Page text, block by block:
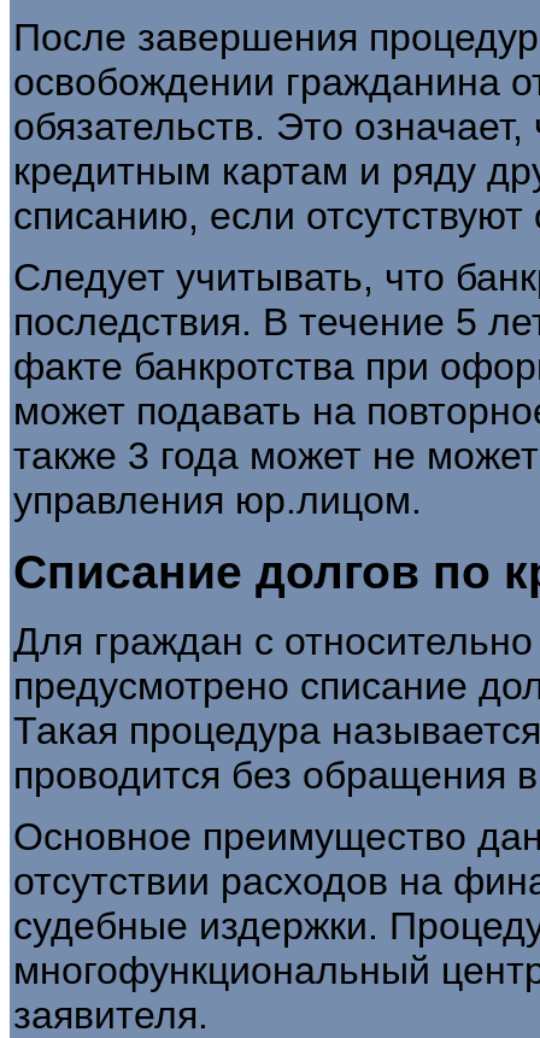
После завершения
освобождении гражданина
обязательств. Это
кредитным картам и ряду
списанию, если
Следует учитывать, что
последствия. В течение 5
факте банкротства при
может подавать на
также 3 года может не
управления юр.лицом.
Списание долгов по
Для граждан с
предусмотрено списание
Такая процедура
проводится без обращения
Основное преимущество
отсутствии расходов на
судебные издержки.
многофункциональный
заявителя.